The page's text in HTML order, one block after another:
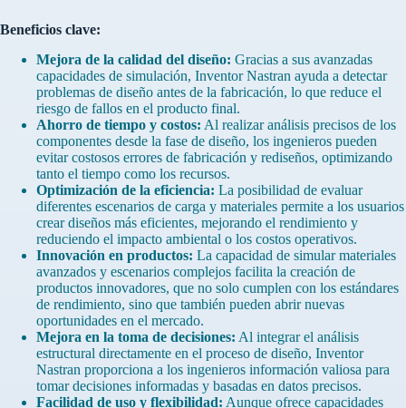
Beneficios clave:
Mejora de la calidad del diseño: Gracias a sus avanzadas
capacidades de simulación, Inventor Nastran ayuda a detectar
problemas de diseño antes de la fabricación, lo que reduce el
riesgo de fallos en el producto final.
Ahorro de tiempo y costos: Al realizar análisis precisos de los
componentes desde la fase de diseño, los ingenieros pueden
evitar costosos errores de fabricación y rediseños, optimizando
tanto el tiempo como los recursos.
Optimización de la eficiencia: La posibilidad de evaluar
diferentes escenarios de carga y materiales permite a los usuarios
crear diseños más eficientes, mejorando el rendimiento y
reduciendo el impacto ambiental o los costos operativos.
Innovación en productos: La capacidad de simular materiales
avanzados y escenarios complejos facilita la creación de
productos innovadores, que no solo cumplen con los estándares
de rendimiento, sino que también pueden abrir nuevas
oportunidades en el mercado.
Mejora en la toma de decisiones: Al integrar el análisis
estructural directamente en el proceso de diseño, Inventor
Nastran proporciona a los ingenieros información valiosa para
tomar decisiones informadas y basadas en datos precisos.
Facilidad de uso y flexibilidad: Aunque ofrece capacidades